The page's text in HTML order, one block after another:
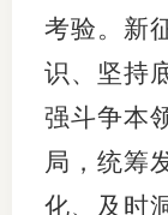
考验。新
识、坚持
强斗争本
局，统筹
化、及时